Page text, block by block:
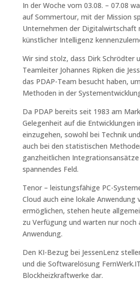
In der Woche vom 03.08. – 07.08
auf Sommertour, mit der Mission
Unternehmen der Digitalwirtschaft
künstlicher Intelligenz
Wir sind stolz, dass Dirk Schrödter
Teamleiter Johannes Ripken die
das PDAP-Team besucht haben,
Methoden in der
Da PDAP bereits seit 1983 am
Gelegenheit auf die Entwicklungen
einzugehen, sowohl bei Technik
auch bei den statistischen
ganzheitlichen Integrationsansätze
spannendes Feld.
Tenor – leistungsfähige PC-
Cloud auch eine lokale Anwendung
ermöglichen, stehen heute
zu Verfügung und warten nur noch
Anwendung.
Den KI-Bezug bei JessenLenz
und die Softwarelösung
Blockheizkraftwerke dar.